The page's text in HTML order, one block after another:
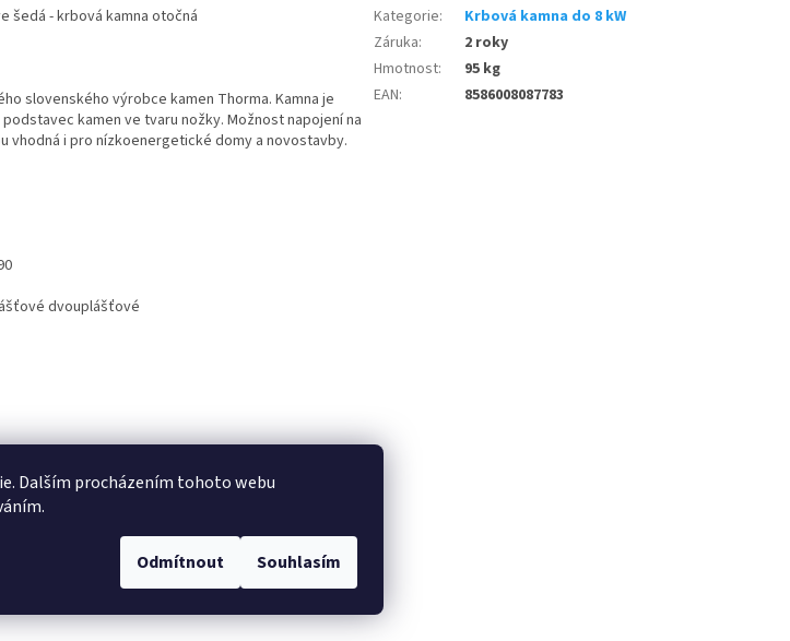
Dalším procházením tohoto webu
Odmítnout Souhlasím
šedá - krbová kamna otočná
slovenského výrobce kamen Thorma. Kamna je
kamen ve tvaru nožky. Možnost napojení na
vhodná i pro nízkoenergetické domy a novostavby.
dvouplášťové
Kategorie:
Krbová kamna do 8 kW
Záruka:
2 roky
Hmotnost:
95 kg
EAN: 8586008087783